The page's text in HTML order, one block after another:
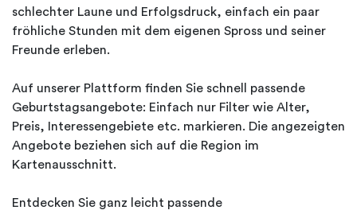
schlechter Laune und Erfolgsdruck, einfach ein paar
fröhliche Stunden mit dem eigenen Spross und seiner
Freunde erleben.
Auf unserer Plattform finden Sie schnell passende
Geburtstagsangebote: Einfach nur Filter wie Alter,
Preis, Interessengebiete etc. markieren. Die angezeigten
Angebote beziehen sich auf die Region im
Kartenausschnitt.
Entdecken Sie ganz leicht passende